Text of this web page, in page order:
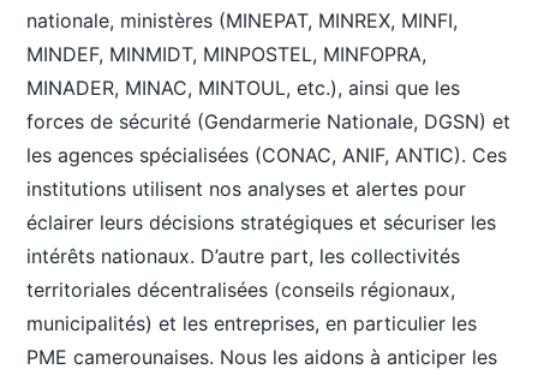
nationale, ministères (MINEPAT, MINREX, MINFI,
MINDEF, MINMIDT, MINPOSTEL, MINFOPRA,
MINADER, MINAC, MINTOUL, etc.), ainsi que les
forces de sécurité (Gendarmerie Nationale, DGSN) et
les agences spécialisées (CONAC, ANIF, ANTIC). Ces
institutions utilisent nos analyses et alertes pour
éclairer leurs décisions stratégiques et sécuriser les
intérêts nationaux. D’autre part, les collectivités
territoriales décentralisées (conseils régionaux,
municipalités) et les entreprises, en particulier les
PME camerounaises. Nous les aidons à anticiper les